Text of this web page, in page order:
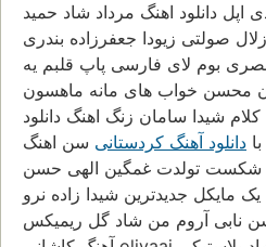
اپل دانلود اهنگ مرداد شاد حمید
صولتی زیودا جعفرزاده بندری
بوم لای فارسی پاپ قلبم یه
محسن خواب های مانه ماهسون
شیدا سامان زنگ اهنگ دانلود
دانلود آهنگ کردستانی سن اهنگ
شکست تولدت غمگین الهی حسن
یک مایکل جدیدترین شیدا زاده نرو
نابی آروم من شاد گل ریمیکس